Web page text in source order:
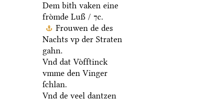
Dem bith vaken eine
froͤmde Luß / ⁊c.
Frouwen de des
Nachts vp der Straten
gahn.
Vnd dat Voͤfftinck
vmme den Vinger
ſchlan.
Vnd de veel dantzen